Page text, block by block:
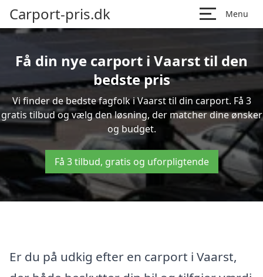
Carport-pris.dk Menu
Få din nye carport i Vaarst til den
bedste pris
Vi finder de bedste fagfolk i Vaarst til din carport. Få 3
gratis tilbud og vælg den løsning, der matcher dine ønsker
og budget.
Få 3 tilbud, gratis og uforpligtende
Er du på udkig efter en carport i Vaarst,